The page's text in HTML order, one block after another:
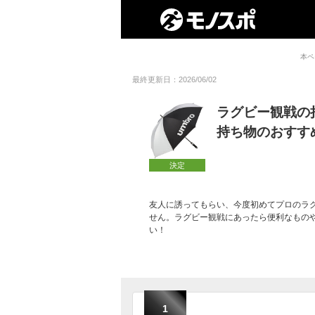
本
最終更新日：2026/06/02
決定
ラグビー観戦
持ち物のおすす
友人に誘ってもらい、今度初めてプロのラ
せん。ラグビー観戦にあったら便利なもの
い！
1